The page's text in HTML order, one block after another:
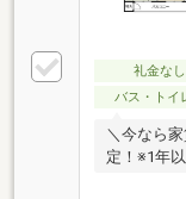
礼金なし
バス・トイ
＼今なら
定！※1年